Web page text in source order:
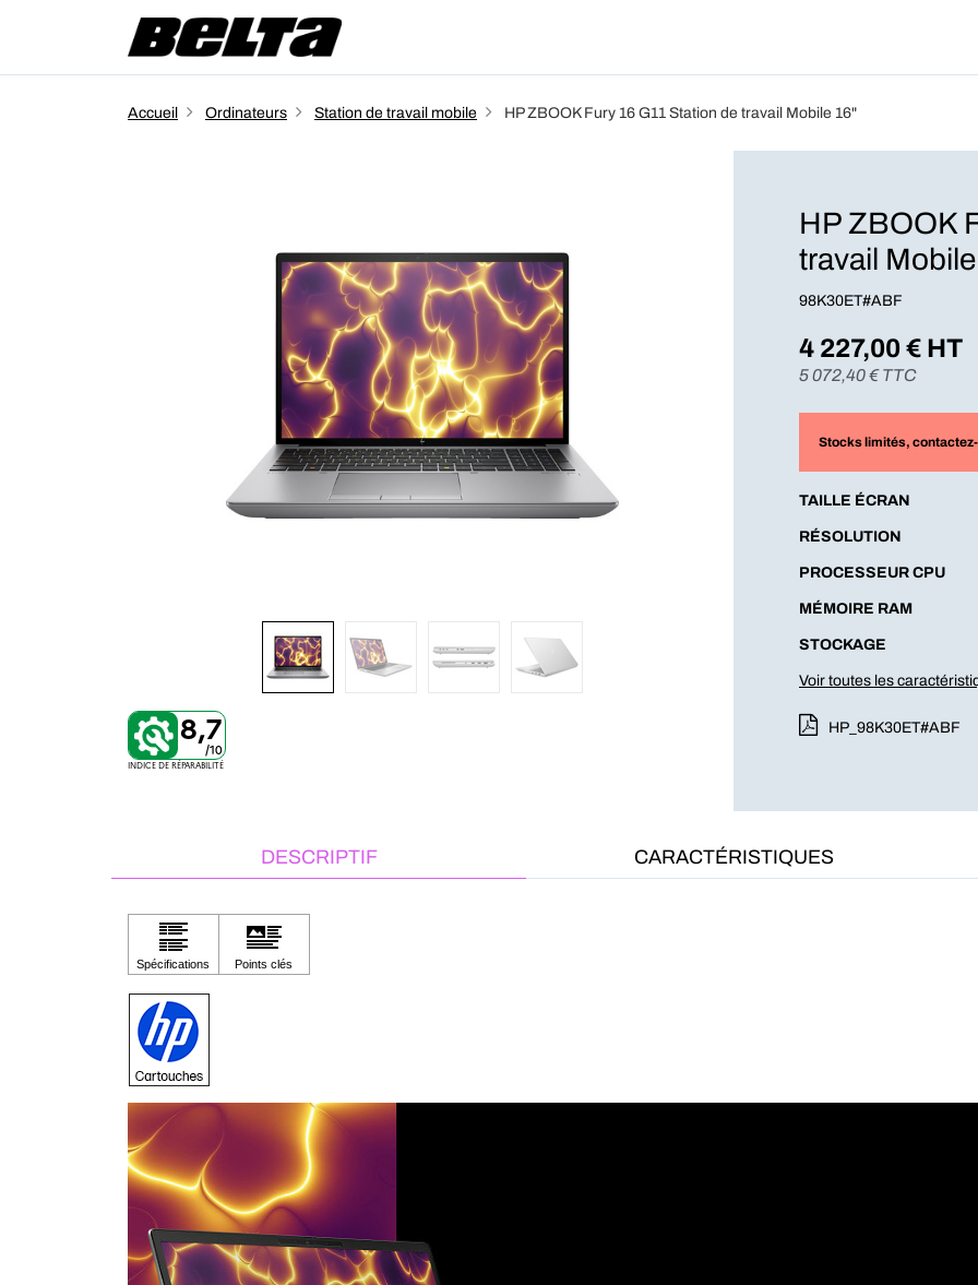
Accueil Ordinateurs Station de travail mobile HP ZBOOK Fury 16 G11 Station de travail Mobile 16"
8,7
/10
INDICE DE RÉPARABILITÉ
HP ZBOOK
travail
98K30ET#ABF
4 227,00€ HT
5 072,40€ TTC
Stocks limités,
TAILLE ÉCRAN
RÉSOLUTION
PROCESSEUR CPU
MÉMOIRE RAM
STOCKAGE
Voir toutes les
HP_98K30ET#ABF
DESCRIPTIF CARACTÉRISTIQUES